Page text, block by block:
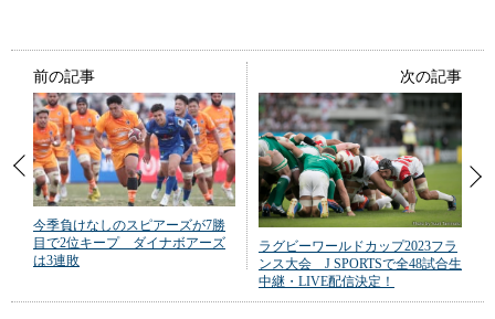
前の記事
今季負けなしのスピアーズが7勝
目で2位キープ ダイナボアーズ
は3連敗
次の記事
ラグビーワールドカップ2023フラ
ンス大会 J SPORTSで全48試合生
中継・LIVE配信決定！